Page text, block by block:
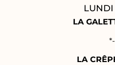
LA
LA